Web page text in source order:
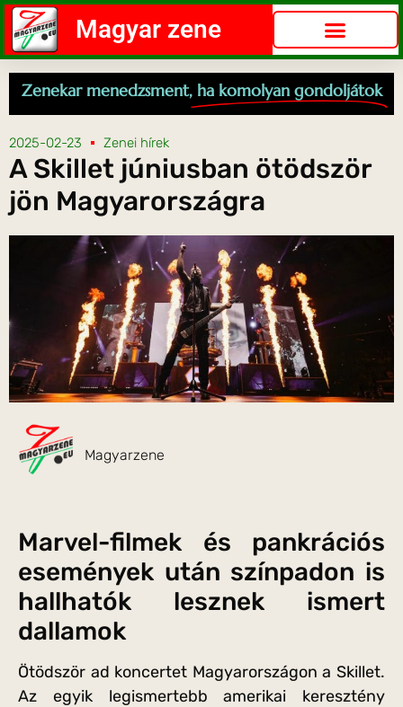
Magyar zene
Zenekar menedzsment, ha komolyan gondoljátok
2025-02-23 Zenei hírek
A Skillet júniusban ötödször
jön Magyarországra
Magyarzene
Marvel-filmek és pankrációs
események után színpadon is
hallhatók lesznek ismert
dallamok
Ötödször ad koncertet Magyarországon a Skillet.
Az egyik legismertebb amerikai keresztény